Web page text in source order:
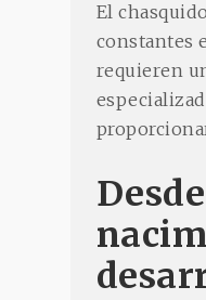
El
constantes
requieren